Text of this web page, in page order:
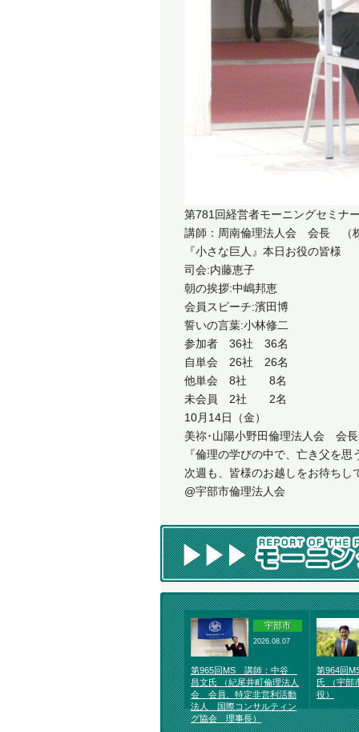
第781回経営者モーニングセミナ
講師：周南倫理法人会 会長 （
『小さな巨人』本日お役の皆様
司会:内藤恵子
朝の挨拶:中嶋邦恵
会員スピーチ:濱田博
誓いの言葉:小林修二
参加者 36社 36名
自単会 26社 26名
他単会 8社 8名
未会員 2社 2名
10月14日（金）
美祢･山陽小野田倫理法人会
『倫理の学びの中で、亡き父を思
次週も、皆様のお越しをお待ちし
@宇部市倫理法人会
宇部市
2026.08.07
第965回MS 講師：中谷
昌文氏 （紀尾井町倫理法人
会 会員、特定非営利活動
法人 国際コンサルティン
グ協会 理事長）
第964回
氏 （宇部
役）